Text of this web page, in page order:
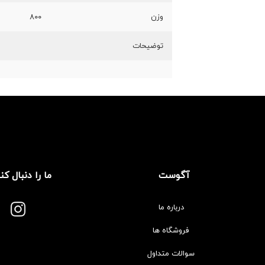
وزن ۸۰۰
توضیحات
آگوست
درباره ما
فروشگاه ها
سوالات متداول
ما را دنبال